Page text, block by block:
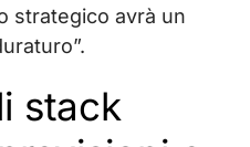
strategico avrà un
stack